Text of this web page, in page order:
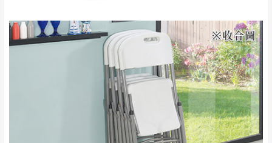
基隆
$ 9,000以下：
NT$500元
＊A108產品另收運費
基隆山區
$ 9,000以上：免
運費
$ 9,000以下：
NT$500元
＊A108產品另收運費
卓蘭鎮、三灣、通
霄山區、西湖、泰
安鄉、大湖鄉、頭
屋、獅潭鄉
快速到貨商品，無法指定特定時間送達，司
機當天到貨前皆會再與您通知，讓你不用整
天在家等貨，以節省您的寶貴時間。
由於百貨公司配送較為不易，故暫無法配送
至百貨公司內部。
若您選擇三聯式或索取兩聯式發票，發票將於商品